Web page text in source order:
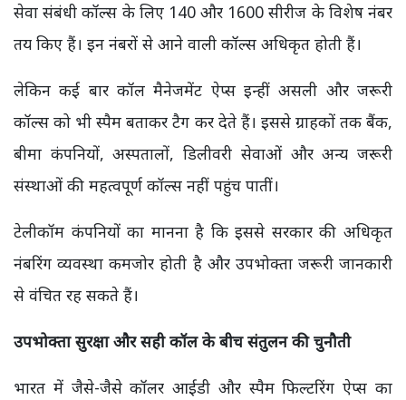
सेवा संबंधी कॉल्स के लिए 140 और 1600 सीरीज के विशेष नंबर
तय किए हैं। इन नंबरों से आने वाली कॉल्स अधिकृत होती हैं।
लेकिन कई बार कॉल मैनेजमेंट ऐप्स इन्हीं असली और जरूरी
कॉल्स को भी स्पैम बताकर टैग कर देते हैं। इससे ग्राहकों तक बैंक,
बीमा कंपनियों, अस्पतालों, डिलीवरी सेवाओं और अन्य जरूरी
संस्थाओं की महत्वपूर्ण कॉल्स नहीं पहुंच पातीं।
टेलीकॉम कंपनियों का मानना है कि इससे सरकार की अधिकृत
नंबरिंग व्यवस्था कमजोर होती है और उपभोक्ता जरूरी जानकारी
से वंचित रह सकते हैं।
उपभोक्ता सुरक्षा और सही कॉल के बीच संतुलन की चुनौती
भारत में जैसे-जैसे कॉलर आईडी और स्पैम फिल्टरिंग ऐप्स का